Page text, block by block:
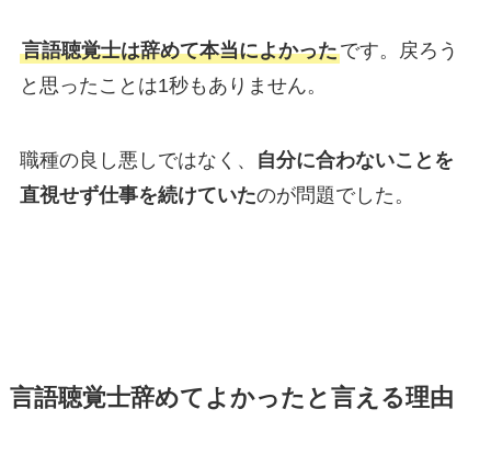
言語聴覚士は辞めて本当によかったです。戻ろう
と思ったことは1秒もありません。
職種の良し悪しではなく、
自分に合わないことを
直視せず仕事を続けていたのが問題でした。
言語聴覚士辞めてよかったと言える理由